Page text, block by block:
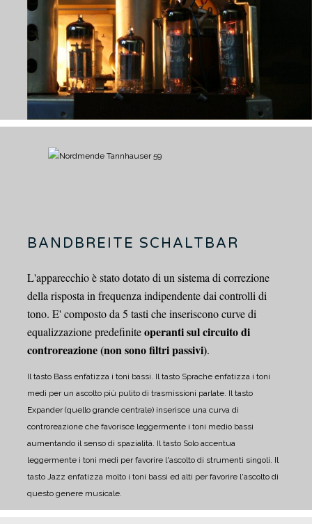
BANDBREITE SCHALTBAR
L'apparecchio è stato dotato di un sistema di correzione
della risposta in frequenza indipendente dai controlli di
tono. E' composto da 5 tasti che inseriscono curve di
equalizzazione predefiniteoperanti sul circuito di
controreazione (non sono filtri passivi).
Il tasto Bass enfatizza i toni bassi. Il tasto Sprache enfatizza i toni
medi per un ascolto più pulito di trasmissioni parlate. Il tasto
Expander (quello grande centrale) inserisce una curva di
controreazione che favorisce leggermente i toni medio bassi
aumentando il senso di spazialità. Il tasto Solo accentua
leggermente i toni medi per favorire l'ascolto di strumenti singoli. Il
tasto Jazz enfatizza molto i toni bassi ed alti per favorire l'ascolto di
questo genere musicale.